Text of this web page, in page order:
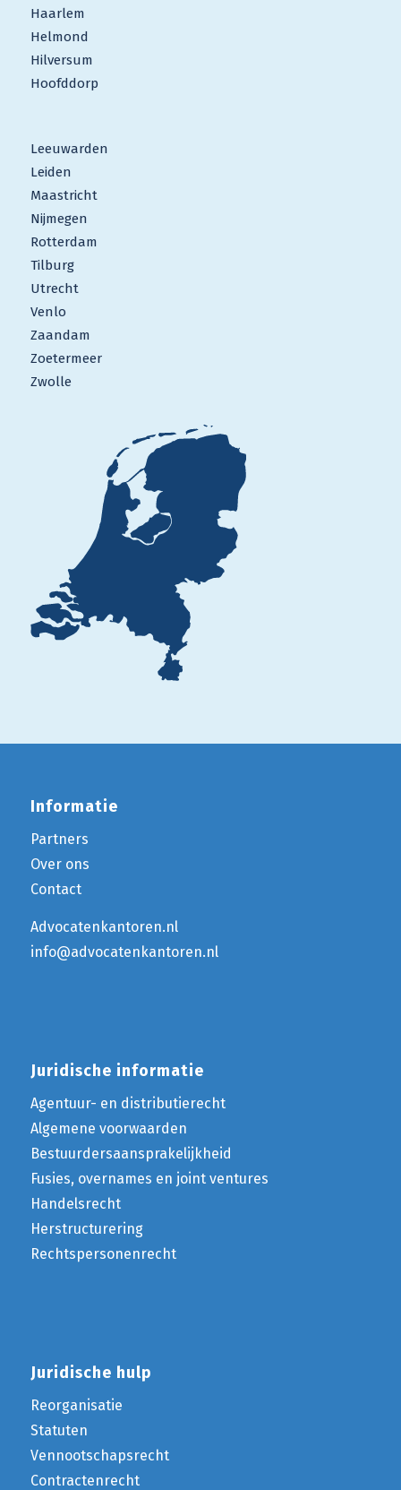
Haarlem
Helmond
Hilversum
Hoofddorp
Leeuwarden
Leiden
Maastricht
Nijmegen
Rotterdam
Tilburg
Utrecht
Venlo
Zaandam
Zoetermeer
Zwolle
Informatie
Partners
Over ons
Contact
Advocatenkantoren.nl
info@advocatenkantoren.nl
Juridische informatie
Agentuur- en distributierecht
Algemene voorwaarden
Bestuurdersaansprakelijkheid
Fusies, overnames en joint ventures
Handelsrecht
Herstructurering
Rechtspersonenrecht
Juridische hulp
Reorganisatie
Statuten
Vennootschapsrecht
Contractenrecht